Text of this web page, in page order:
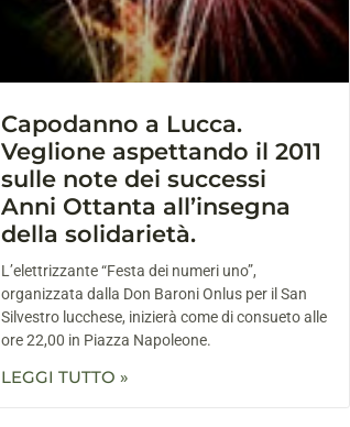
Capodanno a Lucca.
Veglione aspettando il 2011
sulle note dei successi
Anni Ottanta all’insegna
della solidarietà.
L’elettrizzante “Festa dei numeri uno”,
organizzata dalla Don Baroni Onlus per il San
Silvestro lucchese, inizierà come di consueto alle
ore 22,00 in Piazza Napoleone.
LEGGI TUTTO »